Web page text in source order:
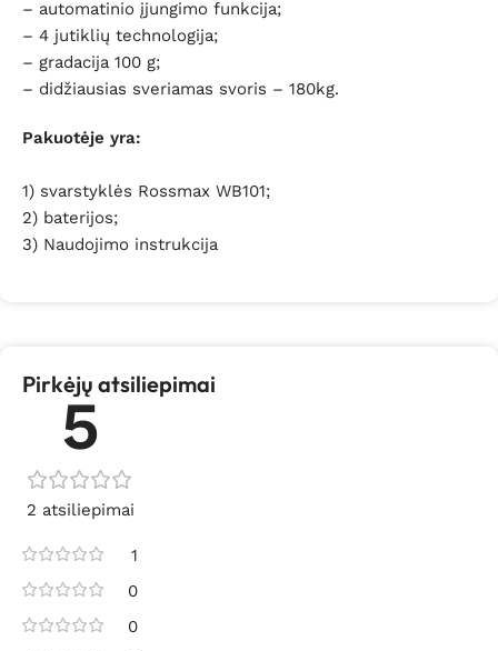
– automatinio įjungimo funkcija;
– 4 jutiklių technologija;
– gradacija 100 g;
– didžiausias sveriamas svoris – 180kg.
Pakuotėje yra:
1) svarstyklės Rossmax WB101;
2) baterijos;
3) Naudojimo instrukcija
Pirkėjų atsiliepimai
5
2 atsiliepimai
1
0
0